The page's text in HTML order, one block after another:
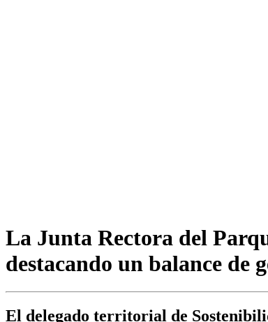
La Junta Rectora del
destacando un balance de
El delegado territorial de